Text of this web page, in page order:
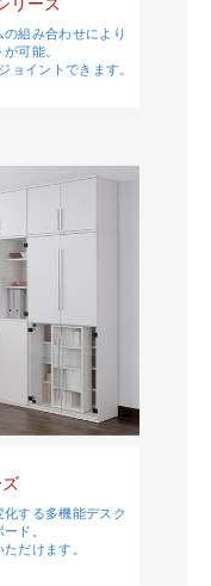
リーズ
組み合わせにより
可能。
ョイントできます。
する多機能デスク
ド。
だけます。